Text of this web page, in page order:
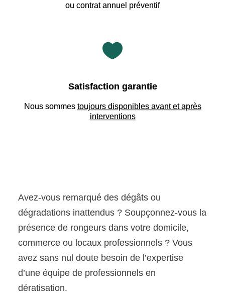
ou contrat annuel préventif

Satisfaction garantie
Nous sommes toujours disponibles avant et après
interventions
Avez-vous remarqué des dégâts ou
dégradations inattendus ? Soupçonnez-vous la
présence de rongeurs dans votre domicile,
commerce ou locaux professionnels ? Vous
avez sans nul doute besoin de l’expertise
d’une équipe de professionnels en
dératisation.